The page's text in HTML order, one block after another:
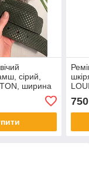
сірий,
ширина
750